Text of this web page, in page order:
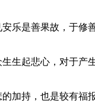
是善果故，于修
起悲心，对于产
加持，也是较有福报